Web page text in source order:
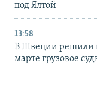
под Ялтой
13:58
В Швеции решили
марте грузовое